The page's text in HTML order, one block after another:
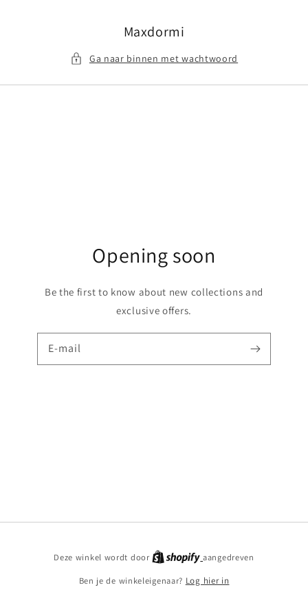
Maxdormi
Ga naar binnen met wachtwoord
Opening soon
Be the first to know about new collections and
exclusive offers.
E‑mail
Deze winkel wordt door Shopify
aangedreven
Ben je de winkeleigenaar? Log hier in